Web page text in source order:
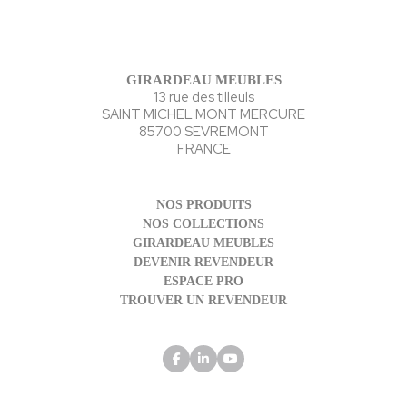
GIRARDEAU MEUBLES
13 rue des tilleuls
SAINT MICHEL MONT MERCURE
85700 SEVREMONT
FRANCE
NOS PRODUITS
NOS COLLECTIONS
GIRARDEAU MEUBLES
DEVENIR REVENDEUR
ESPACE PRO
TROUVER UN REVENDEUR